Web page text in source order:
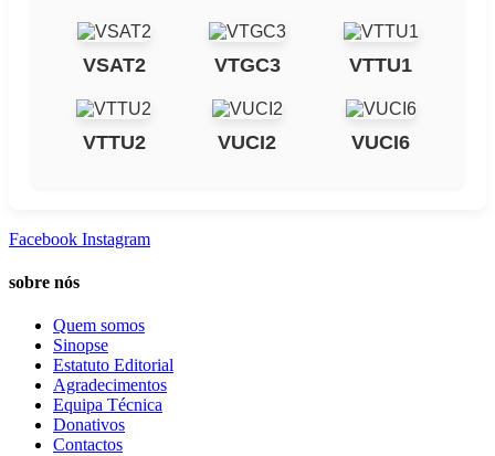
VSAT2 VTGC3 VTTU1
VTTU2 VUCI2 VUCI6
Facebook Instagram
sobre nós
Quem somos
Sinopse
Estatuto Editorial
Agradecimentos
Equipa Técnica
Donativos
Contactos